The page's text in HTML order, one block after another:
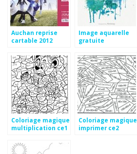
Auchan reprise
cartable 2012
Image aquarelle
gratuite
Coloriage magique
multiplication ce1
Coloriage magique
imprimer ce2